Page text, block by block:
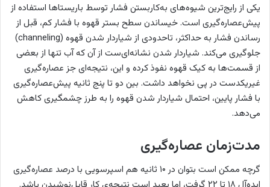
یکی از رایج‌ترین شیوه‌های به‌کاربستن فشار توسط باریستاها استفاده از
پیش‌عصاره‌گیری است. خیساندن سطح بستر قهوه با فشار کم، قبل از
رساندن فشار به حداکثر، تاحدودی از شیاردار شدن قهوه (channeling)
جلوگیری می‌کند. شیاردار شدن نشانه‌ای‌ست از آن که آب تنها از بعضی
از قسمت‌ها به کیک قهوه نفوذ کرده و این، نتیجه‌ای جز عصاره‌گیری
غیریکدست در پی نخواهد داشت. بین دو تا پنج ثانیه پیش‌عصاره‌گیری
با فشار پایین، احتمال شیاردار شدن قهوه را به طرز چشمگیری کاهش
می‌دهد.
مدت‌زمان عصاره‌گیری
گرچه ممکن است بتوان در ۱۰ ثانیه هم اسپرسویی با درصد عصاره‌گیری